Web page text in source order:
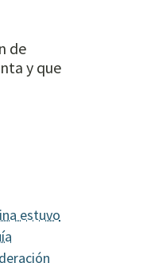
de
y que
estuvo